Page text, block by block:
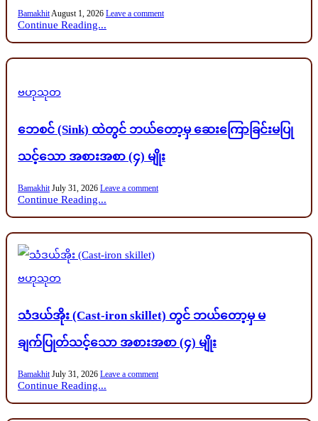
BamakhitAugust 1, 2026 Leave a comment
Continue Reading...
in
ဗဟုသုတ
ဘေစင် (Sink) ထဲတွင် ဘယ်တော့မှ ဆေးကြောခြင်းမပြု
သင့်သော အစားအစာ (၄) မျိုး
Bamakhit July 31, 2026 Leave a comment
Continue Reading...
in
ဗဟုသုတ
သံဒယ်အိုး (Cast-iron skillet) တွင် ဘယ်တော့မှ မ
ချက်ပြုတ်သင့်သော အစားအစာ (၄) မျိုး
Bamakhit July 31, 2026 Leave a comment
Continue Reading...